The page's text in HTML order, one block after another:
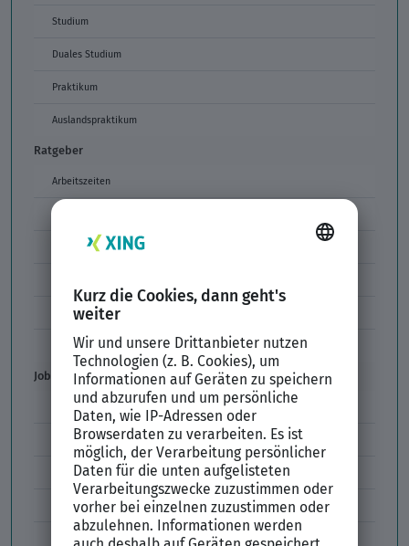
Studium
Duales Studium
Praktikum
Auslandspraktikum
Ratgeber
Arbeitszeiten
Formulierungen im Arbeitszeugnis
Unbefristeter Arbeitsvertrag
Der XING Bewerbungsratgeber
Job & Karriere
Arbeitsvertrag
Codes im Arbeitszeugnis
Kündigung
Einstiegsgehalt
Gehaltswunsch